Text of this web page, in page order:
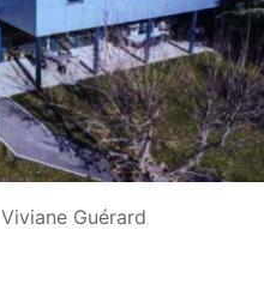
Viviane Guérard